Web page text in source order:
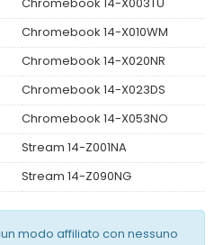
Chromebook 14-X010WM
Chromebook 14-X020NR
Chromebook 14-X023DS
Chromebook 14-X053NO
Stream 14-Z001NA
Stream 14-Z090NG
modo affiliato con nessuno